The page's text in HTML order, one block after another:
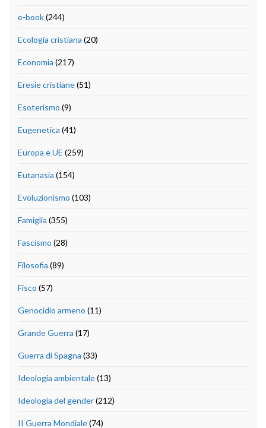
e-book(244)
Ecologia cristiana (20)
Economia (217)
Eresie cristiane(51)
Esoterismo (9)
Eugenetica (41)
Europa e UE (259)
Eutanasia (154)
Evoluzionismo (103)
Famiglia (355)
Fascismo (28)
Filosofia (89)
Fisco (57)
Genocidio armeno (11)
Grande Guerra (17)
Guerra di Spagna (33)
Ideologia ambientale(13)
Ideologia del gender(212)
II Guerra Mondiale(74)